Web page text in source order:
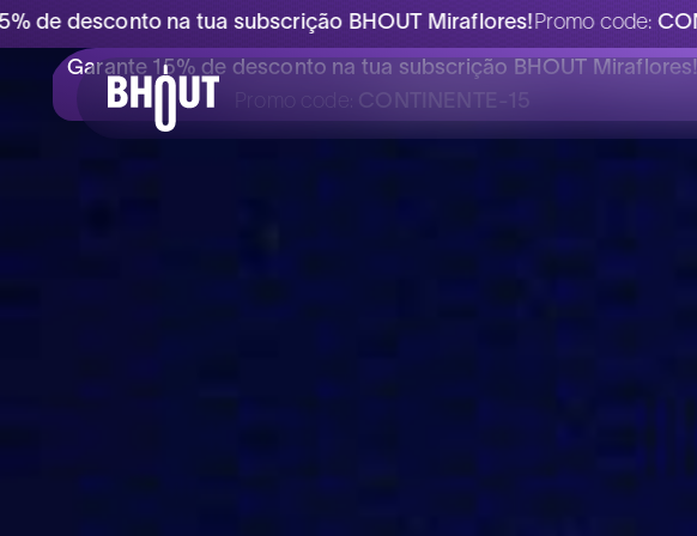
na tua subscrição BHOUT Miraflores!Promo code:CONTINENTE-15
Garante 15% de desconto na tua subscrição BHOUT Miraflores!
Promo code: CONTINENTE-15